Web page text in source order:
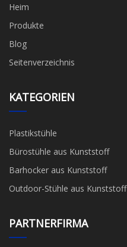
Heim
Produkte
Blog
Seitenverzeichnis
KATEGORIEN
Plastikstühle
Bürostühle aus Kunststoff
Barhocker aus Kunststoff
Outdoor-Stühle aus Kunststoff
PARTNERFIRMA